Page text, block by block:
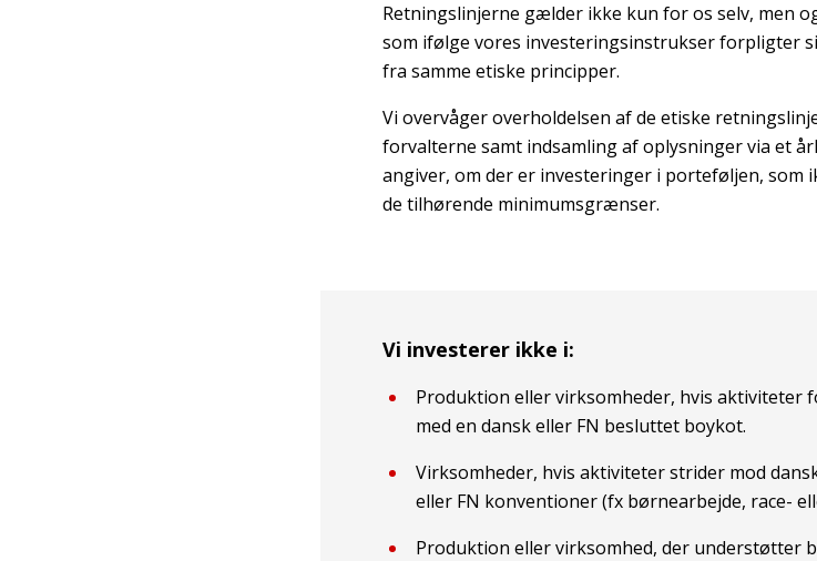
Retningslinjerne gælder ikke kun for os selv, men
som ifølge vores investeringsinstrukser forpligter
fra samme etiske principper.
Vi overvåger overholdelsen af de etiske
forvalterne samt indsamling af oplysninger via et
angiver, om der er investeringer i porteføljen, som
de tilhørende minimumsgrænser.
Vi investerer ikke i:
Produktion eller virksomheder, hvis aktiviteter
med en dansk eller FN besluttet boykot.
Virksomheder, hvis aktiviteter strider mod
eller FN konventioner (fx børnearbejde, race-
Produktion eller virksomhed, der understøtter